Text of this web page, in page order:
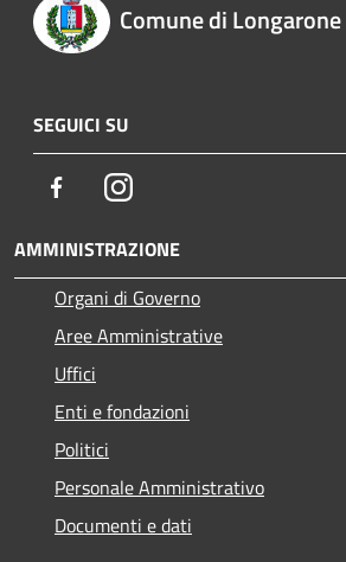
Comune di Longarone
SEGUICI SU
FacebookInstagram
AMMINISTRAZIONE
Organi di Governo
Aree Amministrative
Uffici
Enti e fondazioni
Politici
Personale Amministrativo
Documenti e dati